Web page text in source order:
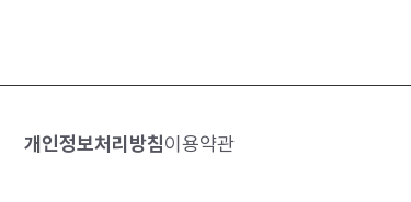
개인정보처리방침이용약관